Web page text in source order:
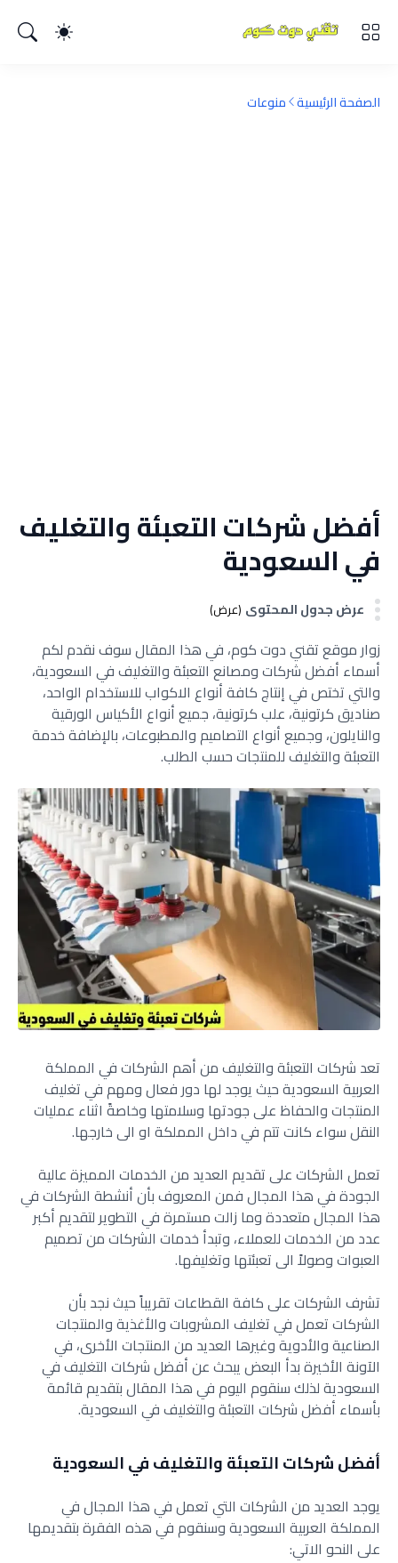
الصفحة الرئيسية منوعات
أفضل شركات التعبئة والتغليف
في السعودية
عرض جدول المحتوى (عرض)
زوار موقع تقني دوت كوم، في هذا المقال سوف نقدم لكم
أسماء أفضل شركات ومصانع التعبئة والتغليف في السعودية،
والتي تختص في إنتاج كافة أنواع الاكواب للاستخدام الواحد،
صناديق كرتونية، علب كرتونية، جميع أنواع الأكياس الورقية
والنايلون، وجميع أنواع التصاميم والمطبوعات، بالإضافة خدمة
التعبئة والتغليف للمنتجات حسب الطلب.
تعد شركات التعبئة والتغليف من أهم الشركات في المملكة
العربية السعودية حيث يوجد لها دور فعال ومهم في تغليف
المنتجات والحفاظ على جودتها وسلامتها وخاصةً اثناء عمليات
النقل سواء كانت تتم في داخل المملكة او الى خارجها.
تعمل الشركات على تقديم العديد من الخدمات المميزة عالية
الجودة في هذا المجال فمن المعروف بأن أنشطة الشركات في
هذا المجال متعددة وما زالت مستمرة في التطوير لتقديم أكبر
عدد من الخدمات للعملاء، وتبدأ خدمات الشركات من تصميم
العبوات وصولاً الى تعبئتها وتغليفها.
تشرف الشركات على كافة القطاعات تقريباً حيث نجد بأن
الشركات تعمل في تغليف المشروبات والأغذية والمنتجات
الصناعية والأدوية وغيرها العديد من المنتجات الأخرى، في
الآونة الأخيرة بدأ البعض يبحث عن أفضل شركات التغليف في
السعودية لذلك سنقوم اليوم في هذا المقال بتقديم قائمة
بأسماء أفضل شركات التعبئة والتغليف في السعودية.
أفضل شركات التعبئة والتغليف في السعودية
يوجد العديد من الشركات التي تعمل في هذا المجال في
المملكة العربية السعودية وسنقوم في هذه الفقرة بتقديمها
على النحو الاتي: